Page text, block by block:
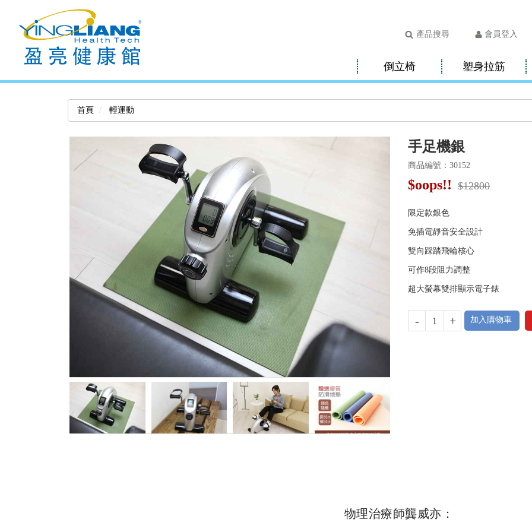
產品搜尋 會員登入
倒立椅 塑身拉筋
首頁 輕運動
手足機銀
商品編號：30152
$oops!! $12800
限定款銀色
免插電靜音安全設計
雙向踩踏飛輪核心
可作8段阻力調整
超大螢幕雙排顯示電子錶
- + 加入購物車
物理治療師龔威亦：